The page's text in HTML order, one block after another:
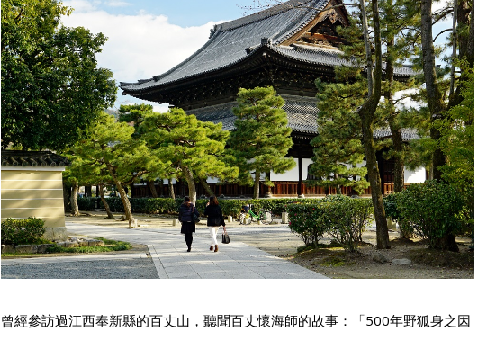
曾經參訪過江西奉新縣的百丈山，聽聞百丈懷海師的故事：「500年野狐身之因